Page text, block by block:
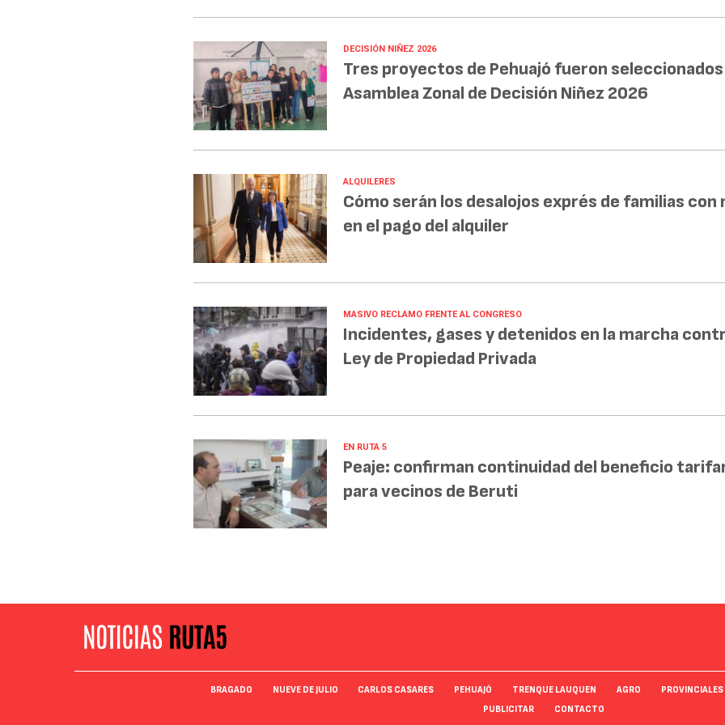
DECISIÓN NIÑEZ 2026
Tres proyectos de Pehuajó fueron seleccionados
Asamblea Zonal de Decisión Niñez 2026
ALQUILERES
Cómo serán los desalojos exprés de familias con
en el pago del alquiler
MASIVO RECLAMO FRENTE AL CONGRESO
Incidentes, gases y detenidos en la marcha
Ley de Propiedad Privada
EN RUTA 5
Peaje: confirman continuidad del beneficio
para vecinos de Beruti
BRAGADO NUEVE DE JULIO CARLOS CASARES PEHUAJÓ TRENQUE LAUQUEN AGRO PROVINCIALES
PUBLICITAR
CONTACTO